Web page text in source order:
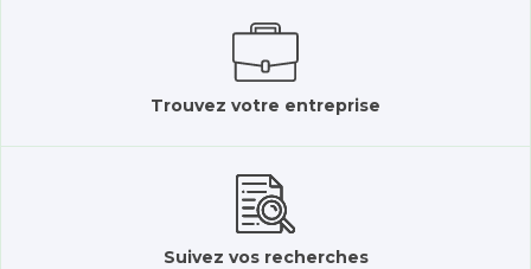
Trouvez votre entreprise
Suivez vos recherches